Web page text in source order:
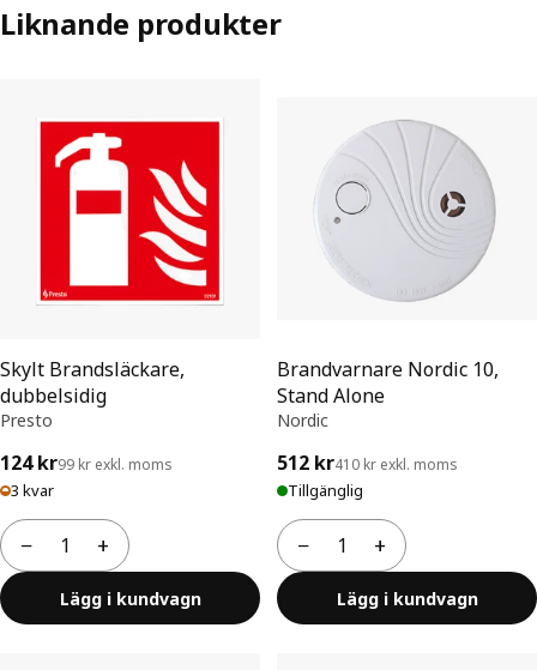
Liknande produkter
Skylt Brandsläckare,
dubbelsidig
Presto
124 kr99 kr exkl. moms
3 kvar
−
Antal +
Lägg i kundvagn
Brandvarnare Nordic 10,
Stand Alone
Nordic
512 kr410 kr exkl. moms
Tillgänglig
−
Antal +
Lägg i kundvagn